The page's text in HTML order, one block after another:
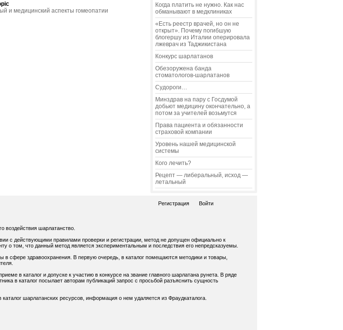
и медицинский аспекты гомеопатии
Когда платить не нужно. Как нас
обманывают в медклиниках
«Есть реестр врачей, но он не
открыт». Почему погибшую
блогершу из Италии оперировала
лжеврач из Таджикистана
Конкурс шарлатанов
Обезоружена банда
стоматологов-шарлатанов
Судороги…
Минздрав на пару с Госдумой
добьют медицину окончательно, а
потом за учителей возьмутся
Права пациента и обязанности
страховой компании
Уровень нашей медицинской
системы
Кого лечить?
Рецепт — либеральный, исход —
летальный
Регистрация Войти
воздействия шарлатанство.
с действующими правилами проверки и регистрации, метод не допущен официально к
о том, что данный метод является экспериментальным и последствия его непредсказуемы.
сфере здравоохранения. В первую очередь, в каталог помещаются методики и товары,
в каталог и допуске к участию в конкурсе на звание главного шарлатана рунета. В ряде
в каталог посылает авторам публикаций запрос с просьбой разъяснить сущность
шарлатанских ресурсов, информация о нем удаляется из Фраудкаталога.